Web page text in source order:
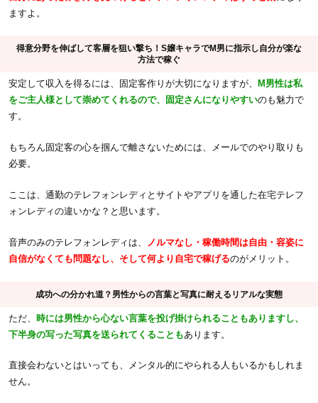
ますよ。
得意分野を伸ばして客層を狙い撃ち！S嬢キャラでM男に指示し自分が楽な
方法で稼ぐ
安定して収入を得るには、固定客作りが大切になりますが、
M男性は私
をご主人様として崇めてくれるので、固定さんになりやすいのも魅力で
す。
もちろん固定客の心を掴んで離さないためには、メールでのやり取りも
必要。
ここは、通勤のテレフォンレディとサイトやアプリを通した在宅テレフ
ォンレディの違いかな？と思います。
音声のみのテレフォンレディは、
ノルマなし・稼働時間は自由・容姿に
自信がなくても問題なし、そして何より自宅で稼げるのがメリット。
成功への分かれ道？男性からの言葉と写真に耐えるリアルな実態
ただ、 時には男性から心ない言葉を投げ掛けられることもありますし、
下半身の写った写真を送られてくることもあります。
直接会わないとはいっても、メンタル的にやられる人もいるかもしれま
せん。